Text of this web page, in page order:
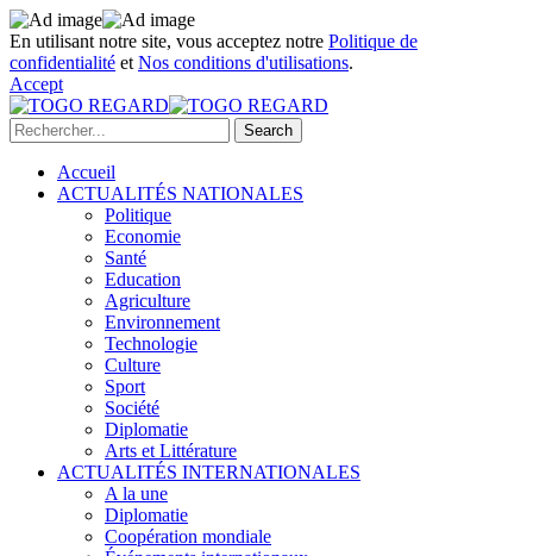
En utilisant notre site, vous acceptez notre Politique de
confidentialité et Nos conditions d'utilisations.
Accept
Accueil
ACTUALITÉS NATIONALES
Politique
Economie
Santé
Education
Agriculture
Environnement
Technologie
Culture
Sport
Société
Diplomatie
Arts et Littérature
ACTUALITÉS INTERNATIONALES
A la une
Diplomatie
Coopération mondiale